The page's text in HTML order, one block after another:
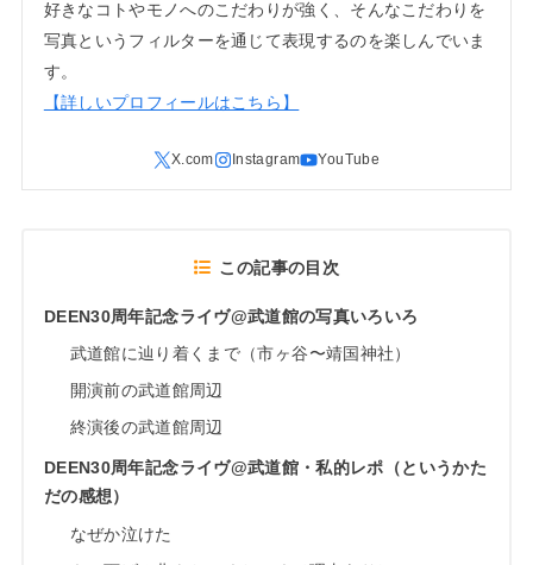
好きなコトやモノへのこだわりが強く、そんなこだわりを
写真というフィルターを通じて表現するのを楽しんでいま
す。
【詳しいプロフィールはこちら】
この記事の目次
DEEN30周年記念ライヴ@武道館の写真いろいろ
武道館に辿り着くまで（市ヶ谷〜靖国神社）
開演前の武道館周辺
終演後の武道館周辺
DEEN30周年記念ライヴ@武道館・私的レポ（というかた
だの感想）
なぜか泣けた